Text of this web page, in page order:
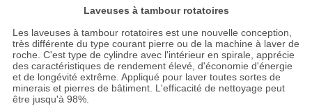
Laveuses à tambour rotatoires
Les laveuses à tambour rotatoires est une nouvelle conception,
très différente du type courant pierre ou de la machine à laver de
roche. C'est type de cylindre avec l'intérieur en spirale, apprécie
des caractéristiques de rendement élevé, d'économie d'énergie
et de longévité extrême. Appliqué pour laver toutes sortes de
minerais et pierres de bâtiment. L'efficacité de nettoyage peut
être jusqu'à 98%.